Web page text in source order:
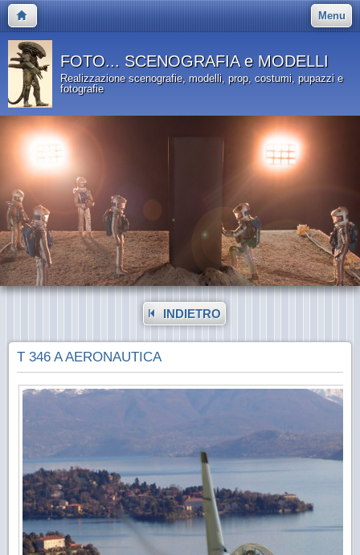
Menu
FOTO... SCENOGRAFIA e MODELLI
Realizzazione scenografie, modelli, prop, costumi, pupazzi e
fotografie
INDIETRO
T 346 A AERONAUTICA